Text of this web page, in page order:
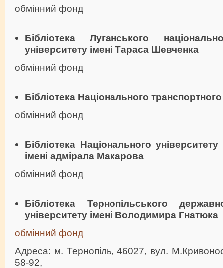
обмінний фонд
Бібліотека Луганського
університету імені Тараса Шевченка
обмінний фонд
Бібліотека Національного
обмінний фонд
Бібліотека Національного
імені адмірала Макарова
обмінний фонд
Бібліотека Тернопільського
університету імені Володимира Гнатюка
обмінний фонд
Адреса: м. Тернопіль, 46027, вул.
58-92,